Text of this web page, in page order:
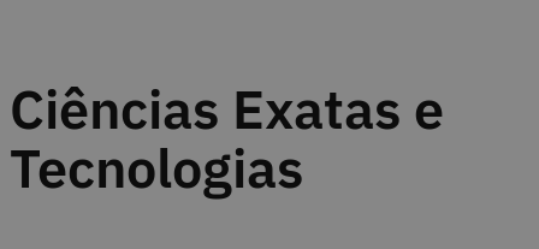
Ciências Exatas e
Tecnologias